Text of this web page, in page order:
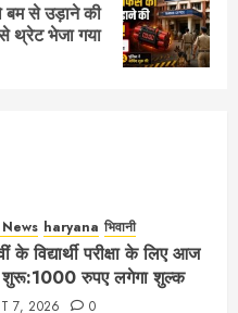
बम से उड़ाने की
थ्रेट भेजा गया
haryana भिवानी
के विद्यार्थी परीक्षा के लिए आज
रुपए लगेगा शुल्क
7, 2026 0